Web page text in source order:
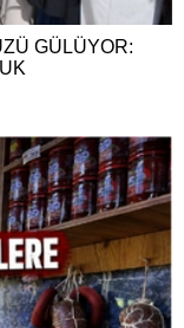
GÜLÜYOR: